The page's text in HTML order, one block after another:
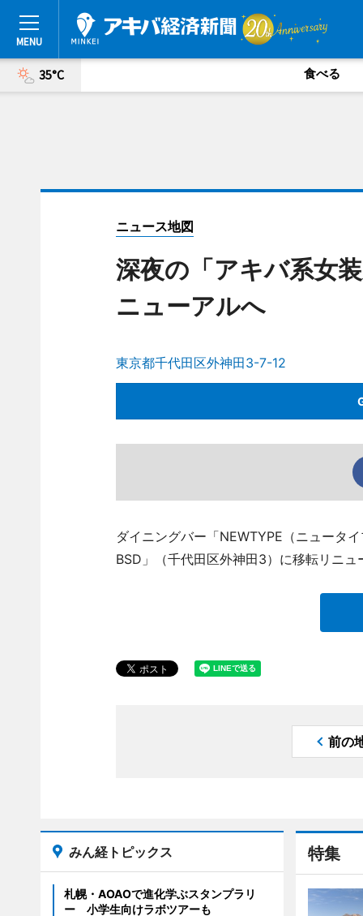
35°C 食べる
ニュース地図
深夜の「アキバ系女
ニューアルへ
東京都千代田区外神田3-7-12
ダイニングバー「NEWTYPE（ニュータ
BSD」（千代田区外神田3）に移転リニュ
前の
特集
みん経トピックス
札幌・AOAOで進化学ぶスタンプラリ
ー 小学生向けラボツアーも